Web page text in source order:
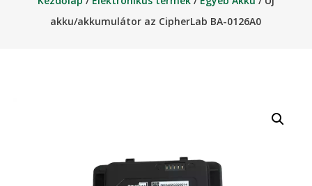
akku/akkumulátor az CipherLab BA-0126A0